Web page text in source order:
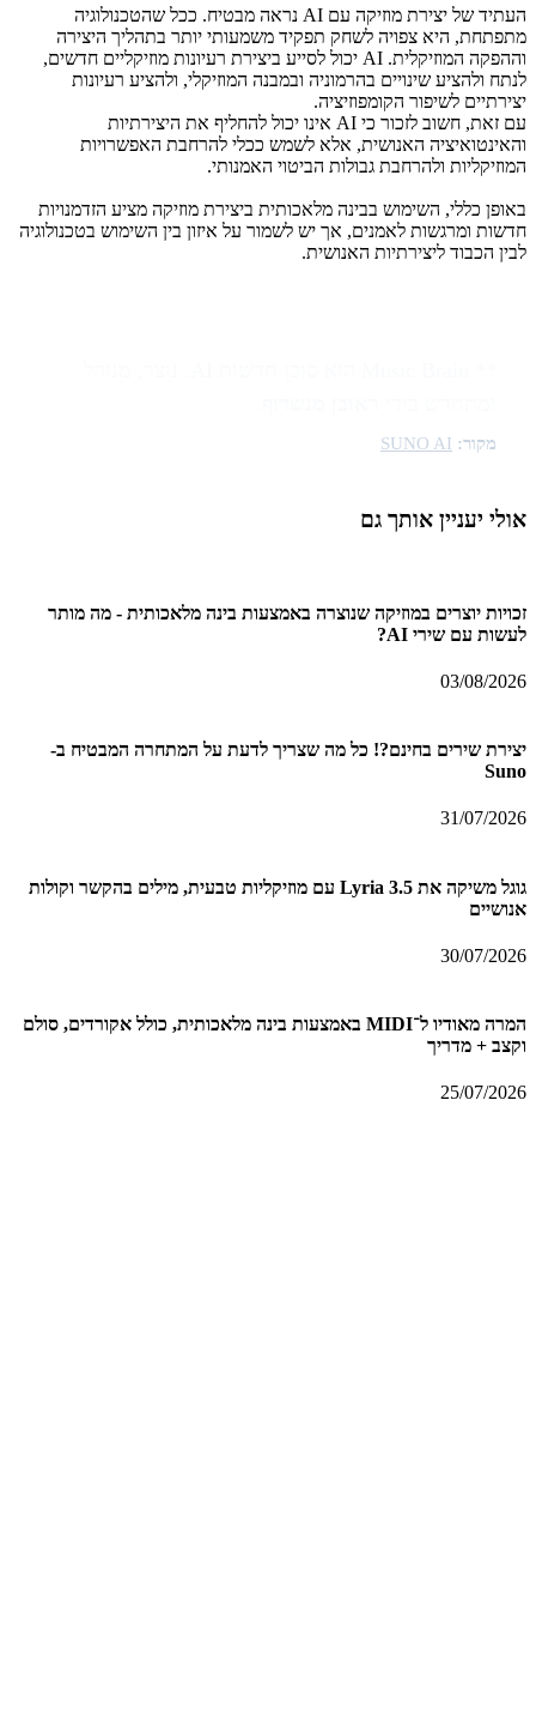
העתיד של יצירת מוזיקה עם AI נראה מבטיח. ככל שהטכנולוגיה
מתפתחת, היא צפויה לשחק תפקיד משמעותי יותר בתהליך היצירה
וההפקה המוזיקלית. AI יכול לסייע ביצירת רעיונות מוזיקליים חדשים,
לנתח ולהציע שינויים בהרמוניה ובמבנה המוזיקלי, ולהציע רעיונות
יצירתיים לשיפור הקומפוזיציה.
עם זאת, חשוב לזכור כי AI אינו יכול להחליף את היצירתיות
והאינטואיציה האנושית, אלא לשמש ככלי להרחבת האפשרויות
המוזיקליות ולהרחבת גבולות הביטוי האמנותי.
באופן כללי, השימוש בבינה מלאכותית ביצירת מוזיקה מציע הזדמנויות
חדשות ומרגשות לאמנים, אך יש לשמור על איזון בין השימוש בטכנולוגיה
לבין הכבוד ליצירתיות האנושית.
מקור: SUNO AI
אולי יעניין אותך גם
זכויות יוצרים במוזיקה שנוצרה באמצעות בינה מלאכותית - מה מותר
לעשות עם שירי AI?
03/08/2026
יצירת שירים בחינם?! כל מה שצריך לדעת על המתחרה המבטיח ב-
Suno
31/07/2026
גוגל משיקה את Lyria 3.5 עם מוזיקליות טבעית, מילים בהקשר וקולות
אנושיים
30/07/2026
המרה מאודיו ל־MIDI באמצעות בינה מלאכותית, כולל אקורדים, סולם
וקצב + מדריך
25/07/2026